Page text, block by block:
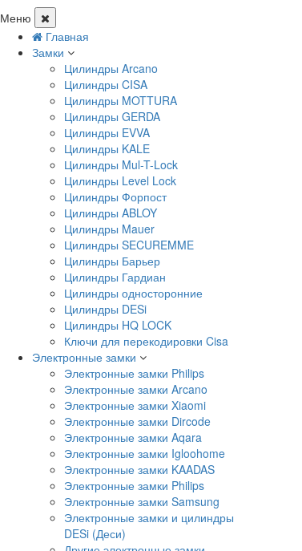
Меню
Главная
Замки
Цилиндры Arcano
Цилиндры CISA
Цилиндры MOTTURA
Цилиндры GERDA
Цилиндры EVVA
Цилиндры KALE
Цилиндры Mul-T-Lock
Цилиндры Level Lock
Цилиндры Форпост
Цилиндры ABLOY
Цилиндры Mauer
Цилиндры SECUREMME
Цилиндры Барьер
Цилиндры Гардиан
Цилиндры односторонние
Цилиндры DESi
Цилиндры HQ LOCK
Ключи для перекодировки Cisa
Электронные замки
Электронные замки Philips
Электронные замки Arcano
Электронные замки Xiaomi
Электронные замки Dircode
Электронные замки Aqara
Электронные замки Igloohome
Электронные замки KAADAS
Электронные замки Philips
Электронные замки Samsung
Электронные замки и цилиндры
DESi (Деси)